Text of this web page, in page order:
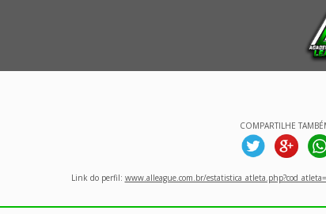
COMPARTILHE
Link do perfil: www.alleague.com.br/